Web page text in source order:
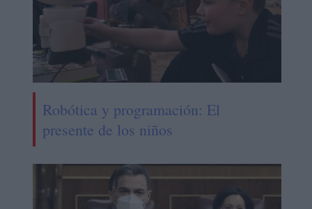
Robótica y programación: El
presente de los niños